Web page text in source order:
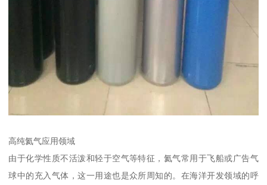
高纯氦气应用领域
由于化学性质不活泼和轻于空气等特征，氦气常用于飞船或广告气
球中的充入气体，这一用途也是众所周知的。在海洋开发领域的呼